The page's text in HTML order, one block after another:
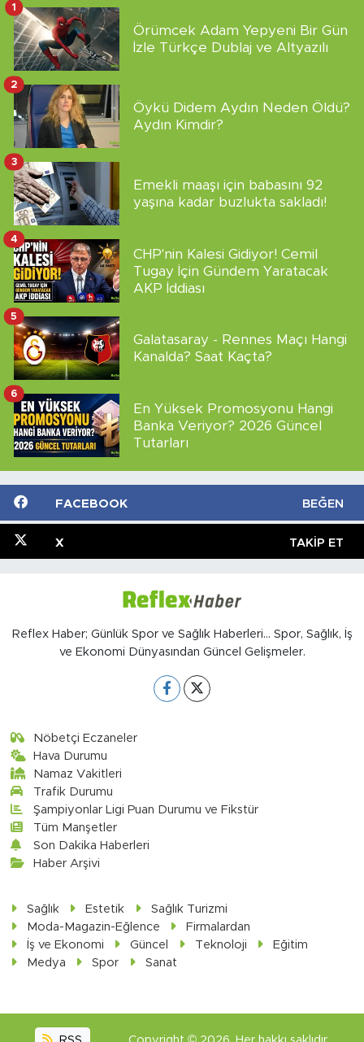
Örümcek Adam Yepyeni Bir Gün
İzle Türkçe Dublaj ve Altyazılı
1
Öykü Didem Aydın Neden Öldü?
Aydın Kimdir?
2
Emekli maaşı için babasını 92
yaşına kadar buzlukta sakladı!
3
CHP'nin Kalesi Gidiyor! Cemil
Tugay İçin Gündem Yaratacak
AKP İddiası
4
Galatasaray - Rennes Maçı Hangi
Kanalda? Saat Kaçta?
5
En Yüksek Promosyonu Hangi
Banka Veriyor? 2026 Güncel
Tutarları
6
FACEBOOK BEĞEN
X TAKIP ET
Reflex Haber; Günlük Spor ve Sağlık Haberleri... Spor, Sağlık, İş
ve Ekonomi Dünyasından Güncel Gelişmeler.
Nöbetçi Eczaneler
Hava Durumu
Namaz Vakitleri
Trafik Durumu
Şampiyonlar Ligi Puan Durumu ve Fikstür
Tüm Manşetler
Son Dakika Haberleri
Haber Arşivi
Sağlık Estetik
Sağlık Turizmi
Moda-Magazin-Eğlence
Firmalardan
İş ve Ekonomi
Güncel Teknoloji
Eğitim
Medya
Spor Sanat